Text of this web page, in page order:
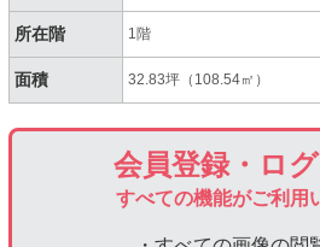
所在階 1階
面積 32.83坪（108.54㎡）
会員登録・ロ
すべての機能がご利用